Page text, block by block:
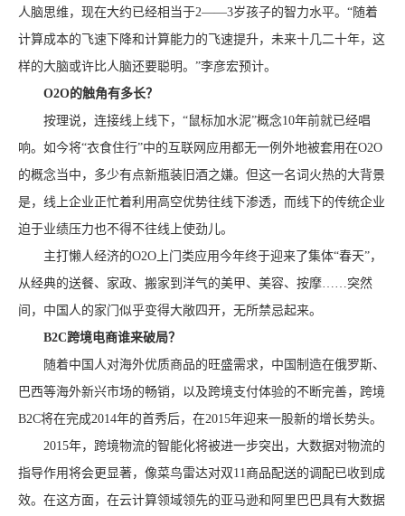
人脑思维，现在大约已经相当于2——3岁孩子的智力水平。“随着
计算成本的飞速下降和计算能力的飞速提升，未来十几二十年，这
样的大脑或许比人脑还要聪明。”李彦宏预计。
O2O的触角有多长？
按理说，连接线上线下，“鼠标加水泥”概念10年前就已经唱
响。如今将“衣食住行”中的互联网应用都无一例外地被套用在O2O
的概念当中，多少有点新瓶装旧酒之嫌。但这一名词火热的大背景
是，线上企业正忙着利用高空优势往线下渗透，而线下的传统企业
迫于业绩压力也不得不往线上使劲儿。
主打懒人经济的O2O上门类应用今年终于迎来了集体“春天”，
从经典的送餐、家政、搬家到洋气的美甲、美容、按摩……突然
间，中国人的家门似乎变得大敞四开，无所禁忌起来。
B2C跨境电商谁来破局？
随着中国人对海外优质商品的旺盛需求，中国制造在俄罗斯、
巴西等海外新兴市场的畅销，以及跨境支付体验的不断完善，跨境
B2C将在完成2014年的首秀后，在2015年迎来一股新的增长势头。
2015年，跨境物流的智能化将被进一步突出，大数据对物流的
指导作用将会更显著，像菜鸟雷达对双11商品配送的调配已收到成
效。在这方面，在云计算领域领先的亚马逊和阿里巴巴具有大数据